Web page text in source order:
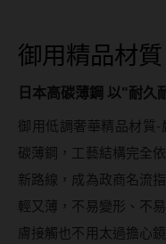
泡沫洗鏡液
御用精品材質
日本高碳薄鋼 以"耐久
御用低調奢華精品材質
碳薄鋼，工藝結構完全
新路線，成為政商名流
輕又薄，不易變形、不
膚接觸也不用太過擔心